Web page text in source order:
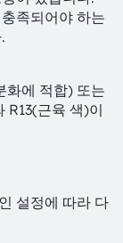
족되어야 하는
화에 적합) 또는
R13(근육 색)이
설정에 따라 다